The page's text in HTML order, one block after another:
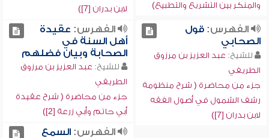
والمنكر بين التشريع والتطبيع)
لابن بدران [7])
الفهرس:قول
الصحابي
للشيخ: عبد العزيز بن مرزوق
الطريفي
جزء من محاضرة ( شرح منظومة
رشف الشمول في أصول الفقه
لابن بدران [7])
الفهرس: عقيدة
أهل السنة في
الصحابة وبيان فضلهم
للشيخ: عبد العزيز بن مرزوق
الطريفي
جزء من محاضرة ( شرح عقيدة
أبي حاتم وأبي زرعة [2])
الفهرس:السمع